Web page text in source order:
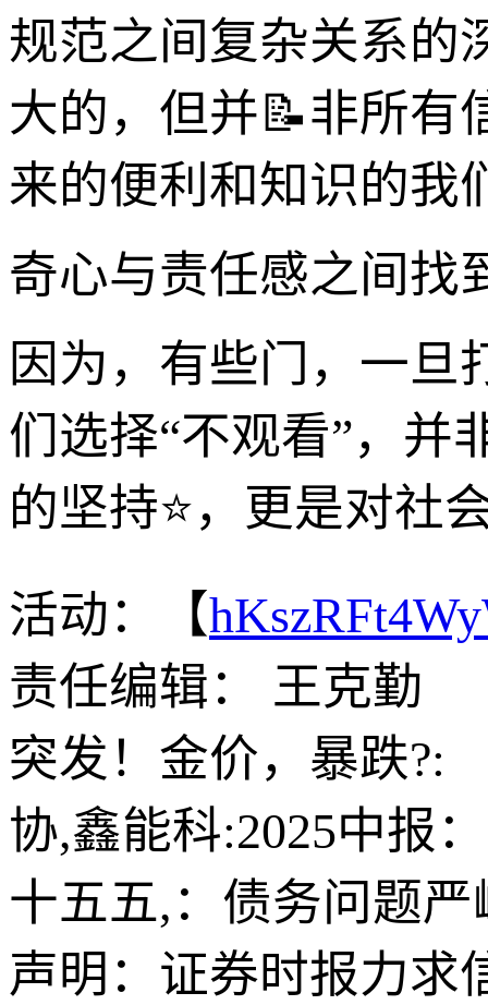
规范之间复杂关系的
大的，但并📝非所有
来的便利和知识的我
奇心与责任感之间找
因为，有些门，一旦
们选择“不观看”，并
的坚持⭐，更是对社
活动：【
责任编辑： 王克勤
突发！金价，暴跌?:
协,鑫能科:2025中报
十五五,：债务问题
声明：证券时报力求